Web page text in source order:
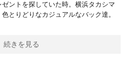
ントを探していた時。横浜タカシマ
とりどりなカジュアルなバック達。
続きを見る